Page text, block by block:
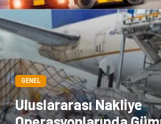
GENEL
Uluslararası Nakliye